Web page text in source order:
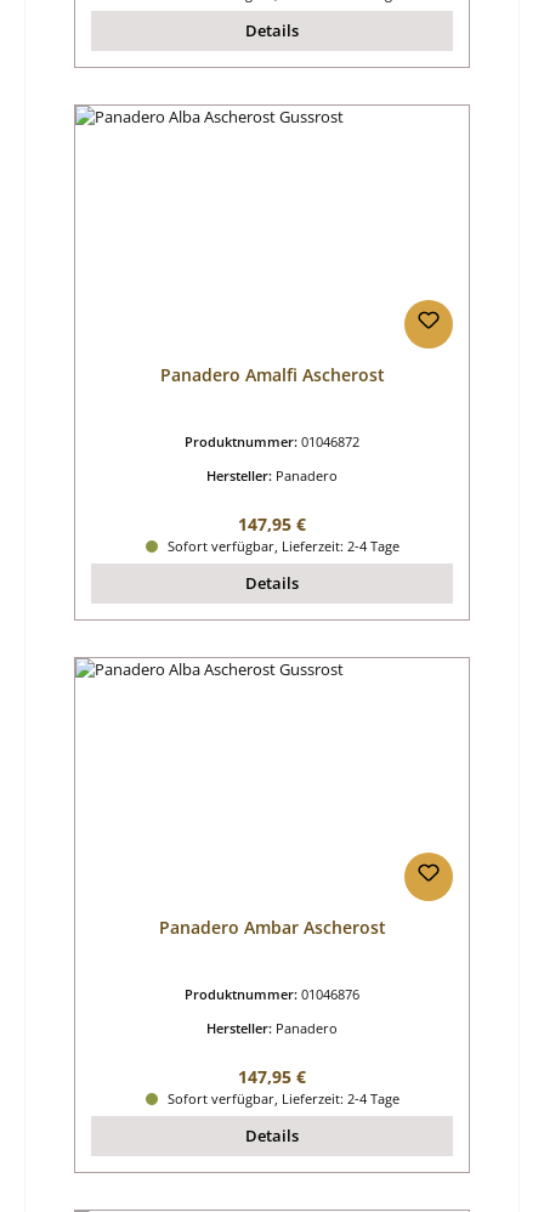
Details
Panadero Amalfi Ascherost
Produktnummer: 01046872
Hersteller: Panadero
Regulärer Preis:
147,95 €
Sofort verfügbar, Lieferzeit: 2-4 Tage
Details
Panadero Ambar Ascherost
Produktnummer: 01046876
Hersteller: Panadero
Regulärer Preis:
147,95 €
Sofort verfügbar, Lieferzeit: 2-4 Tage
Details